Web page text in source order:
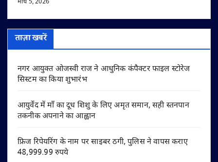
मार्च 5, 2026
ताज़ा खबरें
नगर आयुक्त ओजस्वी राज ने आधुनिक कंपैक्टर फाइल स्टोरेज
सिस्टम का किया शुभारंभ
आयुर्वेद में माँ का दूध शिशु के लिए अमृत समान, सही स्तनपान
तकनीक अपनाने का आह्वान
फ्रिज रिपेयरिंग के नाम पर साइबर ठगी, पुलिस ने वापस कराए
48,999.99 रुपये